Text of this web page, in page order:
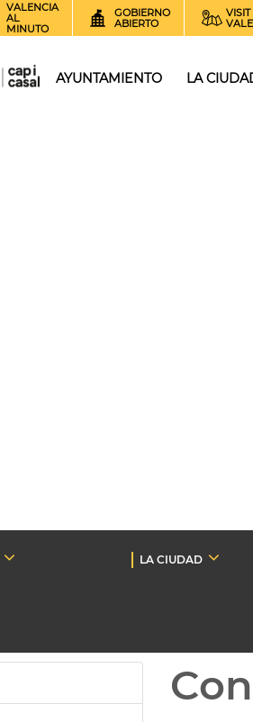
VALENCIA
AL
MINUTO
GOBIERNO
ABIERTO
VISIT
AYUNTAMIENTO LA
LA CIUDAD